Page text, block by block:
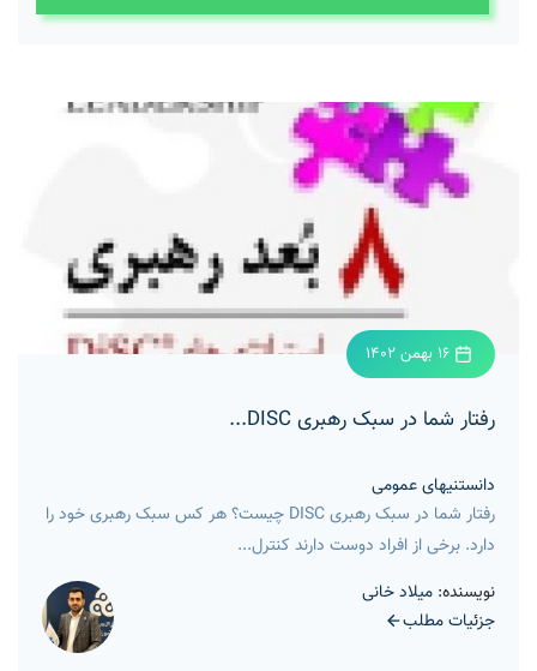
رفتار شما در سبک رهبری DISC...
دانستنیهای عمومی
رفتار شما در سبک رهبری DISC چیست؟ هر کس سبک رهبری خود را
دارد. برخی از افراد دوست دارند کنترل...
نویسنده: میلاد خانی
جزئیات مطلب